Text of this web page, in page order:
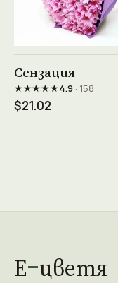
Сензация
★★★★★4.9· 158
$21.02
Е цветя